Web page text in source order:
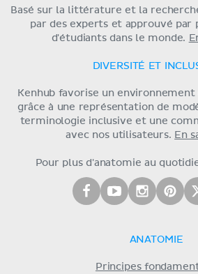
Basé sur la littérature et la
par des experts et approuvé par
d'étudiants dans le monde.
DIVERSITÉ ET
Kenhub favorise un environnement
grâce à une représentation de
terminologie inclusive et une
avec nos utilisateurs. En
Pour plus d'anatomie au
ANATOMIE
Principes